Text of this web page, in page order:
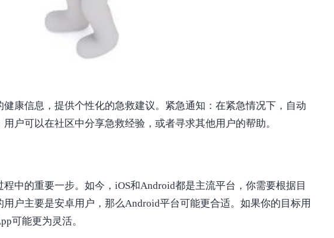
康信息，提供个性化的急救建议。紧急通知：在紧急情况下，自动
户可以在社区中分享急救经验，或者寻求其他用户的帮助。
中的重要一步。如今，iOS和Android都是主流平台，你需要根据目
户主要是安卓用户，那么Android平台可能更合适。如果你的目标用
可能更为灵活。